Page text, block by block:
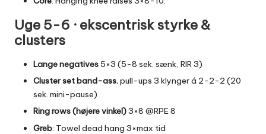
Uge 5-6 · ekscentrisk styrke &
clusters
Lange negatives 5×3 (5-8 sek. sænk, RIR 3)
Cluster set band-ass.pull-ups 3 klynger á 2-2-2 (20
sek. mini-pause)
Ring rows (højere vinkel)3×8 @RPE 8
Greb: Towel dead hang 3×max tid